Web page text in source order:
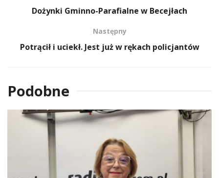
Dożynki Gminno-Parafialne w Becejłach
Następny
Potrącił i uciekł. Jest już w rękach policjantów
Podobne